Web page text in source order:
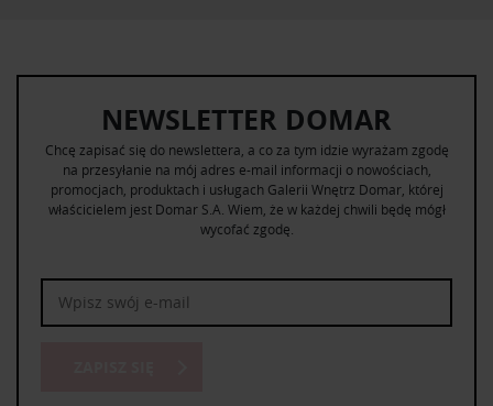
NEWSLETTER DOMAR
Chcę zapisać się do newslettera, a co za tym idzie wyrażam zgodę
na przesyłanie na mój adres e-mail informacji o nowościach,
promocjach, produktach i usługach Galerii Wnętrz Domar, której
właścicielem jest Domar S.A. Wiem, że w każdej chwili będę mógł
wycofać zgodę.